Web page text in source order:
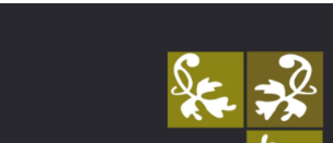
à partir de
à partir de
à partir de
31 1
à partir de
143€
à partir de
143€